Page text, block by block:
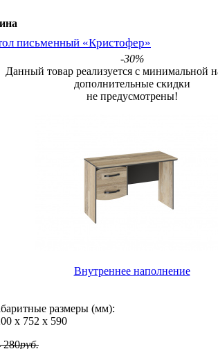
письменный «Кристофер»
-30%
Данный товар реализуется с минимальной
дополнительные скидки
не предусмотрены!
Внутреннее наполнение
размеры (мм):
х 752 х 590
280руб.